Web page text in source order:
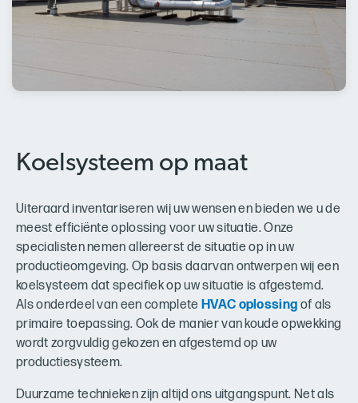
Koelsysteem op maat
Uiteraard inventariseren wij uw wensen en bieden we u de
meest efficiënte oplossing voor uw situatie. Onze
specialisten nemen allereerst de situatie op in uw
productieomgeving. Op basis daarvan ontwerpen wij een
koelsysteem dat specifiek op uw situatie is afgestemd.
Als onderdeel van een complete HVAC oplossing of als
primaire toepassing. Ook de manier van koude opwekking
wordt zorgvuldig gekozen en afgestemd op uw
productiesysteem.
Duurzame technieken zijn altijd ons uitgangspunt. Net als